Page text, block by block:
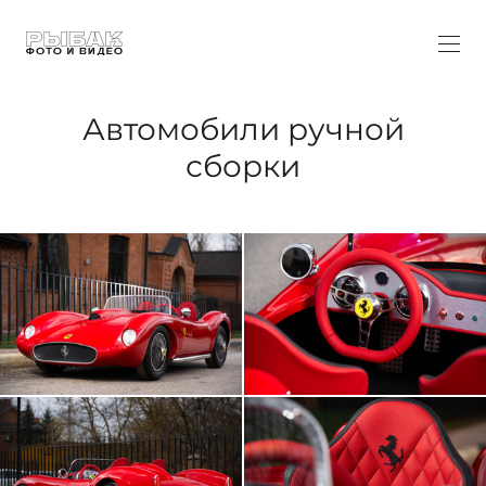
Автомобили ручной
сборки